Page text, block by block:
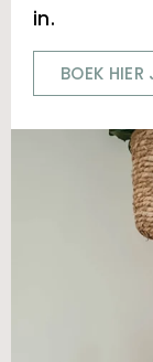
in.
BOEK